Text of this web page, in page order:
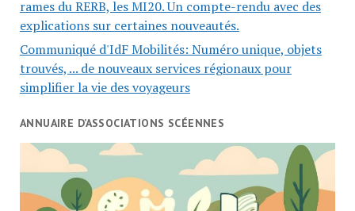
rames du RERB, les MI20. Un compte-rendu avec des
explications sur certaines nouveautés.
Communiqué d'IdF Mobilités: Numéro unique, objets
trouvés, ... de nouveaux services régionaux pour
simplifier la vie des voyageurs
ANNUAIRE D’ASSOCIATIONS SCÉENNES